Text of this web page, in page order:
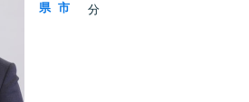
県 市
分